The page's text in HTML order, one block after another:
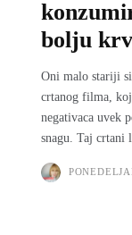
bolju
Oni malo stariji
crtanog filma,
negativaca uvek
snagu. Taj crtani